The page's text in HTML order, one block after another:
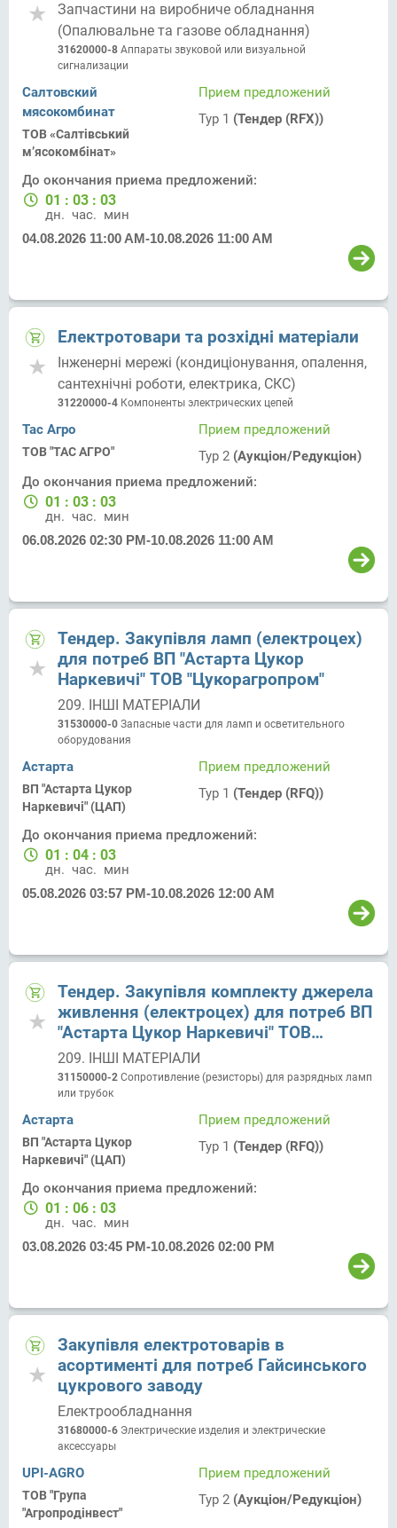
Запчастини на виробниче обладнання
(Опалювальне та газове обладнання)
31620000-8 Аппараты звуковой или визуальной
сигнализации
Салтовский
мясокомбинат
ТОВ «Салтівський
м’ясокомбінат»
Прием предложений
Тур 1 (Тендер (RFX))
До окончания приема предложений:
01 : 03 : 03
дн. час. мин.
04.08.2026 11:00 AM-10.08.2026 11:00 AM
Електротовари та розхідні матеріали
Інженерні мережі (кондиціонування, опалення,
сантехнічні роботи, електрика, СКС)
31220000-4 Компоненты электрических цепей
Тас Агро
ТОВ "ТАС АГРО"
Прием предложений
Тур 2 (Аукціон/Редукціон)
До окончания приема предложений:
01 : 03 : 03
дн. час. мин.
06.08.2026 02:30 PM-10.08.2026 11:00 AM
Тендер. Закупівля ламп (електроцех)
для потреб ВП "Астарта Цукор
Наркевичі" ТОВ "Цукорагропром"
209. ІНШІ МАТЕРІАЛИ
31530000-0 Запасные части для ламп и осветительного
оборудования
Астарта
ВП "Астарта Цукор
Наркевичі" (ЦАП)
Прием предложений
Тур 1 (Тендер (RFQ))
До окончания приема предложений:
01 : 04 : 03
дн. час. мин.
05.08.2026 03:57 PM-10.08.2026 12:00 AM
Тендер. Закупівля комплекту джерела
живлення (електроцех) для потреб ВП
"Астарта Цукор Наркевичі" ТОВ
"Цукорагропром"
209. ІНШІ МАТЕРІАЛИ
31150000-2 Сопротивление (резисторы) для разрядных ламп
или трубок
Астарта
ВП "Астарта Цукор
Наркевичі" (ЦАП)
Прием предложений
Тур 1 (Тендер (RFQ))
До окончания приема предложений:
01 : 06 : 03
дн. час. мин.
03.08.2026 03:45 PM-10.08.2026 02:00 PM
Закупівля електротоварів в
асортименті для потреб Гайсинського
цукрового заводу
Електрообладнання
31680000-6 Электрические изделия и электрические
аксессуары
UPI-AGRO
ТОВ "Група
"Агропродінвест"
Прием предложений
Тур 2 (Аукціон/Редукціон)